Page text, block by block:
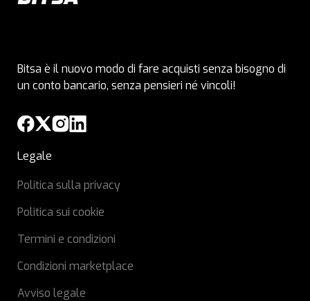
Bitsa è il nuovo modo di fare acquisti senza bisogno di
un conto bancario, senza pensieri né vincoli!
Legale
Politica sulla privacy
Politica sui cookie
Termini e condizioni
Condizioni marketplace
Avviso legale